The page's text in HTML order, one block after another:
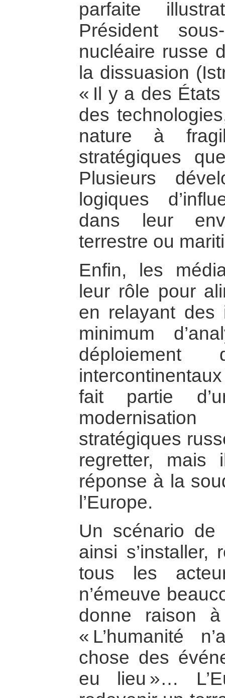
parfaite
Président
nucléaire russe
la dissuasion
« Il y a des
des
nature à
stratégiques
Plusieurs
logiques
dans leur
terrestre ou
Enfin, les
leur rôle pour
en relayant des
minimum
fait partie
stratégiques
regretter, mais
réponse à la
l’Europe.
Un scénario de
ainsi s’installer,
tous les
n’émeuve
donne raison
« L’humanité
chose des
eu lieu »…